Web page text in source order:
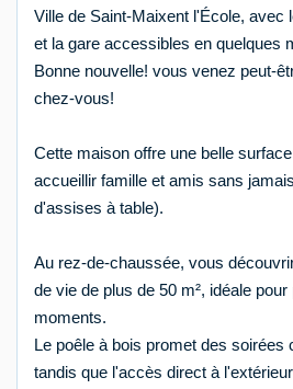
Ville de Saint-Maixent l'École, avec
et la gare accessibles en quelques
Bonne nouvelle! vous venez peut-
chez-vous!
Cette maison offre une belle
accueillir famille et amis sans
d'assises à table).
Au rez-de-chaussée, vous
de vie de plus de 50 m², idéale
moments.
Le poêle à bois promet des soirées
tandis que l'accès direct à